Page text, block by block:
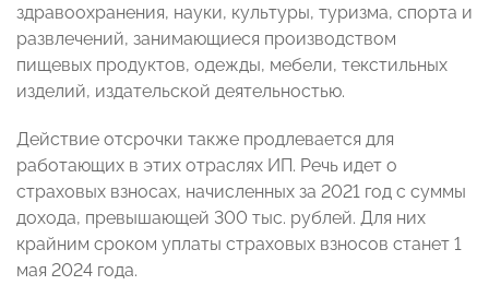
здравоохранения, науки, культуры, туризма, спорта и
развлечений, занимающиеся производством
пищевых продуктов, одежды, мебели, текстильных
изделий, издательской деятельностью.
Действие отсрочки также продлевается для
работающих в этих отраслях ИП. Речь идет о
страховых взносах, начисленных за 2021 год с суммы
дохода, превышающей 300 тыс. рублей. Для них
крайним сроком уплаты страховых взносов станет 1
мая 2024 года.